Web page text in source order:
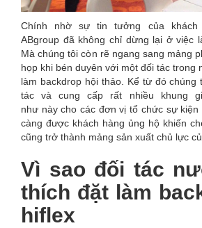
Chính nhờ sự tin tưởng của
ABgroup đã không chỉ dừng lại ở việc
Mà chúng tôi còn rẽ ngang sang mảng
họp khi bén duyên với một đối tác trong
làm backdrop hội thảo. Kể từ đó
tác và cung cấp rất nhiều khung
như này cho các đơn vị tổ chức sự kiện
càng được khách hàng ủng hộ khiến
cũng trở thành mảng sản xuất chủ lực
Vì sao đối tác
thích đặt làm
hiflex